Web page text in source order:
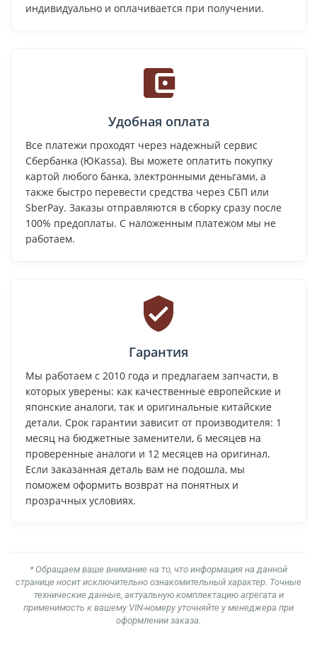
индивидуально и оплачивается при получении.
Удобная оплата
Все платежи проходят через надежный сервис
Сбербанка (ЮKassa). Вы можете оплатить покупку
картой любого банка, электронными деньгами, а
также быстро перевести средства через СБП или
SberPay. Заказы отправляются в сборку сразу после
100% предоплаты. С наложенным платежом мы не
работаем.
Гарантия
Мы работаем с 2010 года и предлагаем запчасти, в
которых уверены: как качественные европейские и
японские аналоги, так и оригинальные китайские
детали. Срок гарантии зависит от производителя: 1
месяц на бюджетные заменители, 6 месяцев на
проверенные аналоги и 12 месяцев на оригинал.
Если заказанная деталь вам не подошла, мы
поможем оформить возврат на понятных и
прозрачных условиях.
* Обращаем ваше внимание на то, что информация на данной
странице носит исключительно ознакомительный характер. Точные
технические данные, актуальную комплектацию агрегата и
применимость к вашему VIN-номеру уточняйте у менеджера при
оформлении заказа.